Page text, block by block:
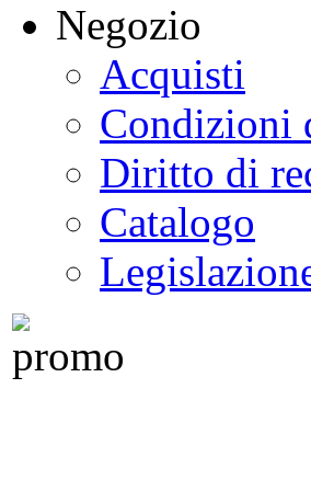
Negozio
Acquisti
Condizioni
Diritto di
Catalogo